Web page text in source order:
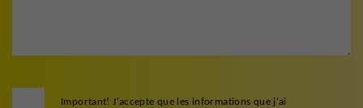
Important! J'accepte que les informations que j'ai